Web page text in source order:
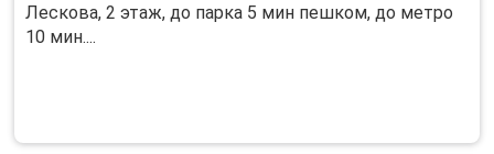
Лескова, 2 этаж, до парка 5 мин пешком, до метро
10 мин....